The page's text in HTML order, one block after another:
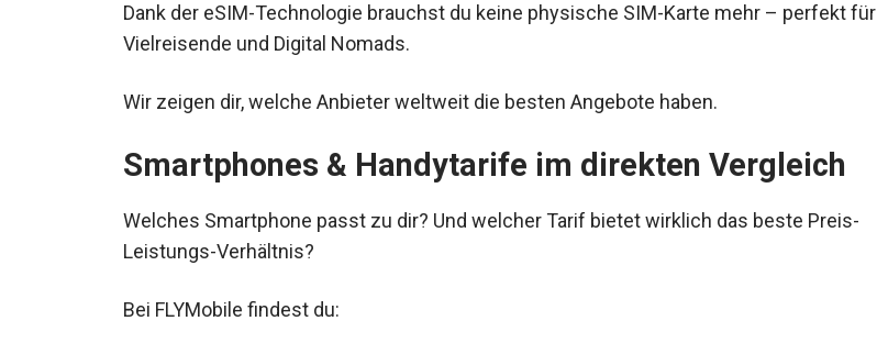
Dank der eSIM-Technologie brauchst du keine physische SIM-Karte mehr – perfekt für
Vielreisende und Digital Nomads.
Wir zeigen dir, welche Anbieter weltweit die besten Angebote haben.
Smartphones & Handytarife im direkten Vergleich
Welches Smartphone passt zu dir? Und welcher Tarif bietet wirklich das beste Preis-
Leistungs-Verhältnis?
Bei FLYMobile findest du: